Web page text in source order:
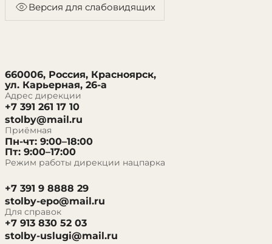
Версия для слабовидящих
660006, Россия, Красноярск,
ул. Карьерная, 26-а
Адрес дирекции
+7 391 261 17 10
stolby@mail.ru
Приёмная
Пн-чт: 9:00–18:00
Пт: 9:00–17:00
Режим работы дирекции нацпарка
+7 391 9 8888 29
stolby-epo@mail.ru
Для справок
+7 913 830 52 03
stolby-uslugi@mail.ru